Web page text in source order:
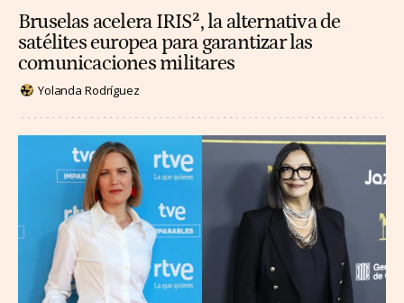
Bruselas acelera IRIS², la alternativa de
satélites europea para garantizar las
comunicaciones militares
Yolanda Rodríguez